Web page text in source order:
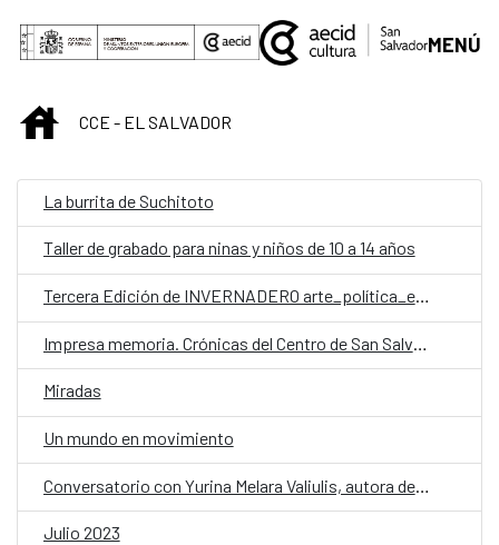
Saltar al contenido principal
MENÚ
INICIOCCE - EL SALVADOR
La burrita de Suchitoto
Taller de grabado para ninas y niños de 10 a 14 años
Tercera Edición de INVERNADERO arte_política_experimento
Miradas
Un mundo en movimiento
Conversatorio con Yurina Melara Valiulis, autora de «Todo personal»
Julio 2023